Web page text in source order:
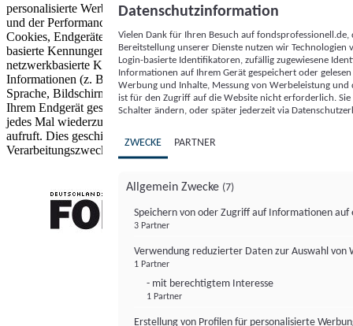
personalisierte Werbung und Inhalte, Messung von Werbeleistung
und der Performance von Inhalten sowie Zielgruppenforschung.
Cookies, Endgeräte- oder ähnliche Online-Kennungen (z. B. login-
basierte Kennungen, zufällig generierte Kennungen,
netzwerkbasierte Kennungen) können zusammen mit anderen
Informationen (z. B. Browsertyp und Browserinformationen,
Sprache, Bildschirmgröße, unterstützte Technologien usw.) auf
Ihrem Endgerät gespeichert oder von dort ausgelesen werden, um es
jedes Mal wiederzuerkennen, wenn es eine App oder einer Webseite
aufruft. Dies geschieht für einen oder mehrere der hier aufgeführten
Verarbeitungszwecke.
Datenschutzinformation
Vielen Dank für Ihren Besuch auf
Bereitstellung unserer Dienste nutzen wir Technologien
Login-basierte Identifikatoren, zufällig zugewiesene
Informationen auf Ihrem Gerät gespeichert oder
Werbung und Inhalte, Messung von Werbeleistung
ist für den Zugriff auf die Website nicht erforderlich.
Schalter ändern, oder später jederzeit via
ZWECKE PARTNER
Allgemein Zwecke (7)
Speichern von oder Zugriff auf Informationen auf
3 Partner
Verwendung reduzierter Daten zur Auswahl von
1 Partner
- mit berechtigtem Interesse
1 Partner
Erstellung von Profilen für personalisierte
FONDS professionell